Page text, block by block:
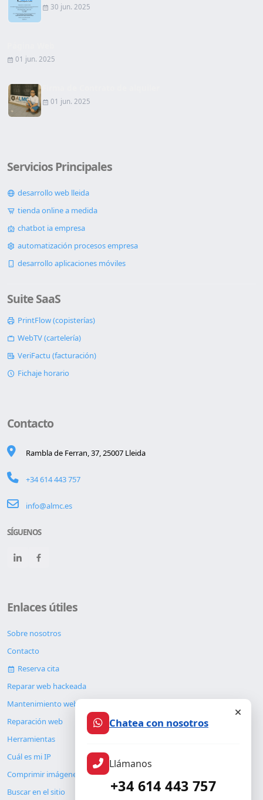
30 jun. 2025
01 jun. 2025
01 jun. 2025
Servicios Principales
desarrollo web lleida
tienda online a medida
chatbot ia empresa
automatización procesos empresa
desarrollo aplicaciones móviles
Suite SaaS
PrintFlow (copisterías)
WebTV (cartelería)
VeriFactu (facturación)
Fichaje horario
Contacto
Rambla de Ferran, 37, 25007 Lleida
+34 614 443 757
info@almc.es
SÍGUENOS
Enlaces útiles
Sobre nosotros
Contacto
Reserva cita
Reparar web hackeada
Mantenimiento web
Reparación web
Herramientas
Cuál es mi IP
Comprimir imágenes
Buscar en el sitio
Chatea con nosotros
Llámanos
+34 614 443 757